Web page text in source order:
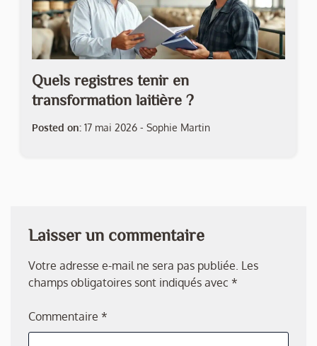
Quels registres tenir en
transformation laitière ?
Posted on: 17 mai 2026 - Sophie Martin
Laisser un commentaire
Votre adresse e-mail ne sera pas publiée. Les
champs obligatoires sont indiqués avec *
Commentaire *